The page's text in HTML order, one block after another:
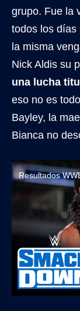
grupo. Fue la
todos los días
la misma
Nick Aldis su
una lucha
eso no es
Bayley, la
Bianca no
Resultados